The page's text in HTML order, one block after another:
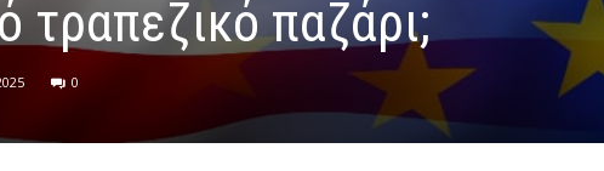
τραπεζικό παζάρι;
0